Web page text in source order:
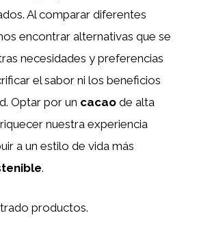
Al comparar diferentes
encontrar alternativas que se
necesidades y preferencias
el sabor ni los beneficios
Optar por un cacao de alta
nuestra experiencia
a un estilo de vida más
.
productos.